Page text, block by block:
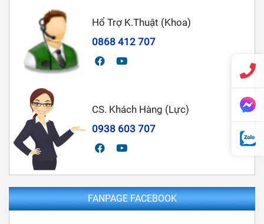
Hổ Trợ K.Thuật (Khoa)
0868 412 707
CS. Khách Hàng (Lực)
0938 603 707
FANPAGE FACEBOOK